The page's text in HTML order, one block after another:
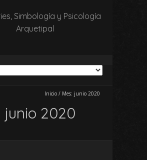
Simbología y Psicología
Arquetipal
Inicio / Mes: junio 2020
junio 2020